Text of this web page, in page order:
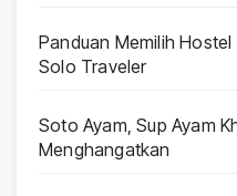
Panduan Memilih
Solo Traveler
Soto Ayam, Sup Ayam
Menghangatkan